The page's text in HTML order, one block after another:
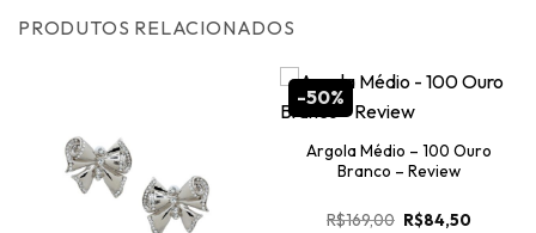
PRODUTOS RELACIONADOS
-50%
Argola Médio – 100 Ouro
Branco – Review
R$169,00 O
R$84,50